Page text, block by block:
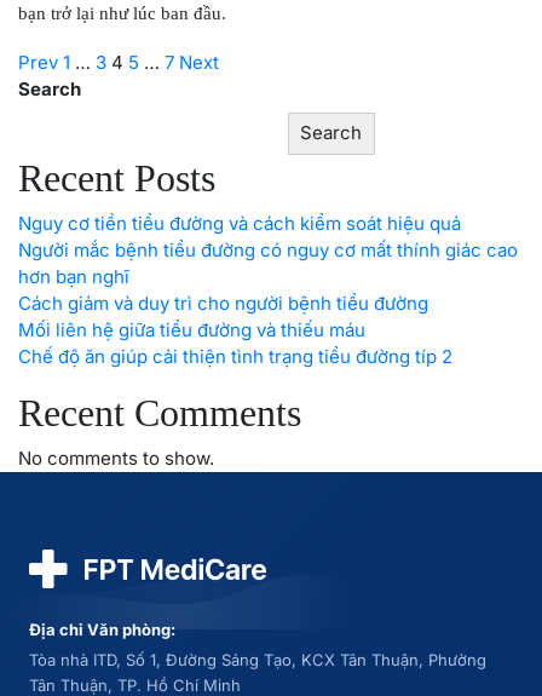
bạn trở lại như lúc ban đầu.
Posts
PrevPrevious
page
Page
1 … Page
3 Page
4 Page
5 … Page
7 NextNext
Search
Search
Recent Posts
Nguy cơ tiền tiểu đường và cách kiểm soát hiệu quả
Người mắc bệnh tiểu đường có nguy cơ mất thính giác cao
hơn bạn nghĩ
Cách giảm và duy trì cho người bệnh tiểu đường
Mối liên hệ giữa tiểu đường và thiếu máu
Chế độ ăn giúp cải thiện tình trạng tiểu đường típ 2
Recent Comments
No comments to show.
Địa chỉ Văn phòng:
Tòa nhà ITD, Số 1, Đường Sáng Tạo, KCX Tân Thuận, Phường
Tân Thuận, TP. Hồ Chí Minh